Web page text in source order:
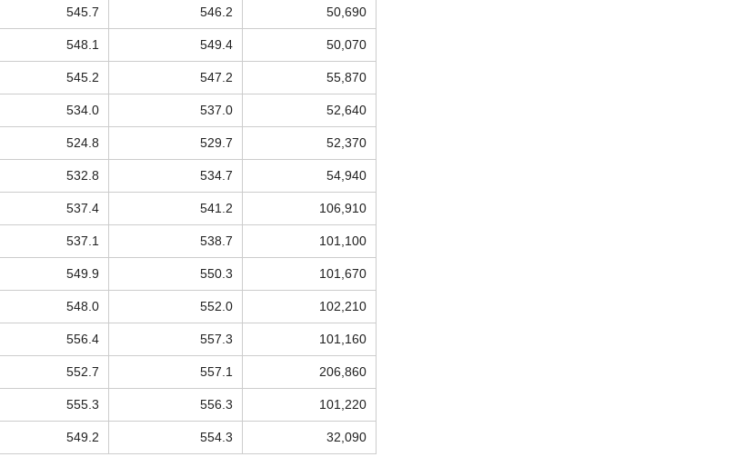
545.7 546.2 50,690
548.1 549.4 50,070
545.2 547.2 55,870
534.0 537.0 52,640
524.8 529.7 52,370
532.8 534.7 54,940
537.4 541.2 106,910
537.1 538.7 101,100
549.9 550.3 101,670
548.0 552.0 102,210
556.4 557.3 101,160
552.7 557.1 206,860
555.3 556.3 101,220
549.2 554.3 32,090